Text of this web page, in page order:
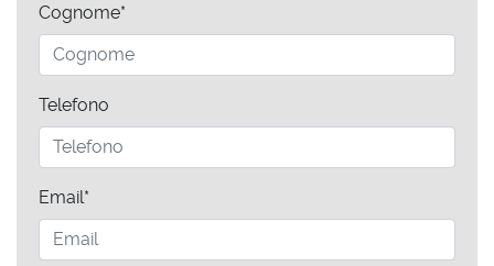
Cognome*
Telefono
Email*